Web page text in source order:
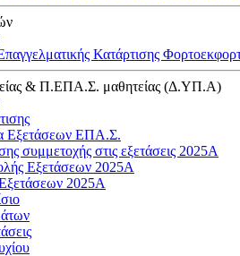
Κατάρτισης
& Π.ΕΠΑ.Σ. μαθητείας (Δ.ΥΠ.Α)
Εξετάσεων ΕΠΑ.Σ.
συμμετοχής στις εξετάσεις 2025Α
Εξετάσεων 2025A
2025Α